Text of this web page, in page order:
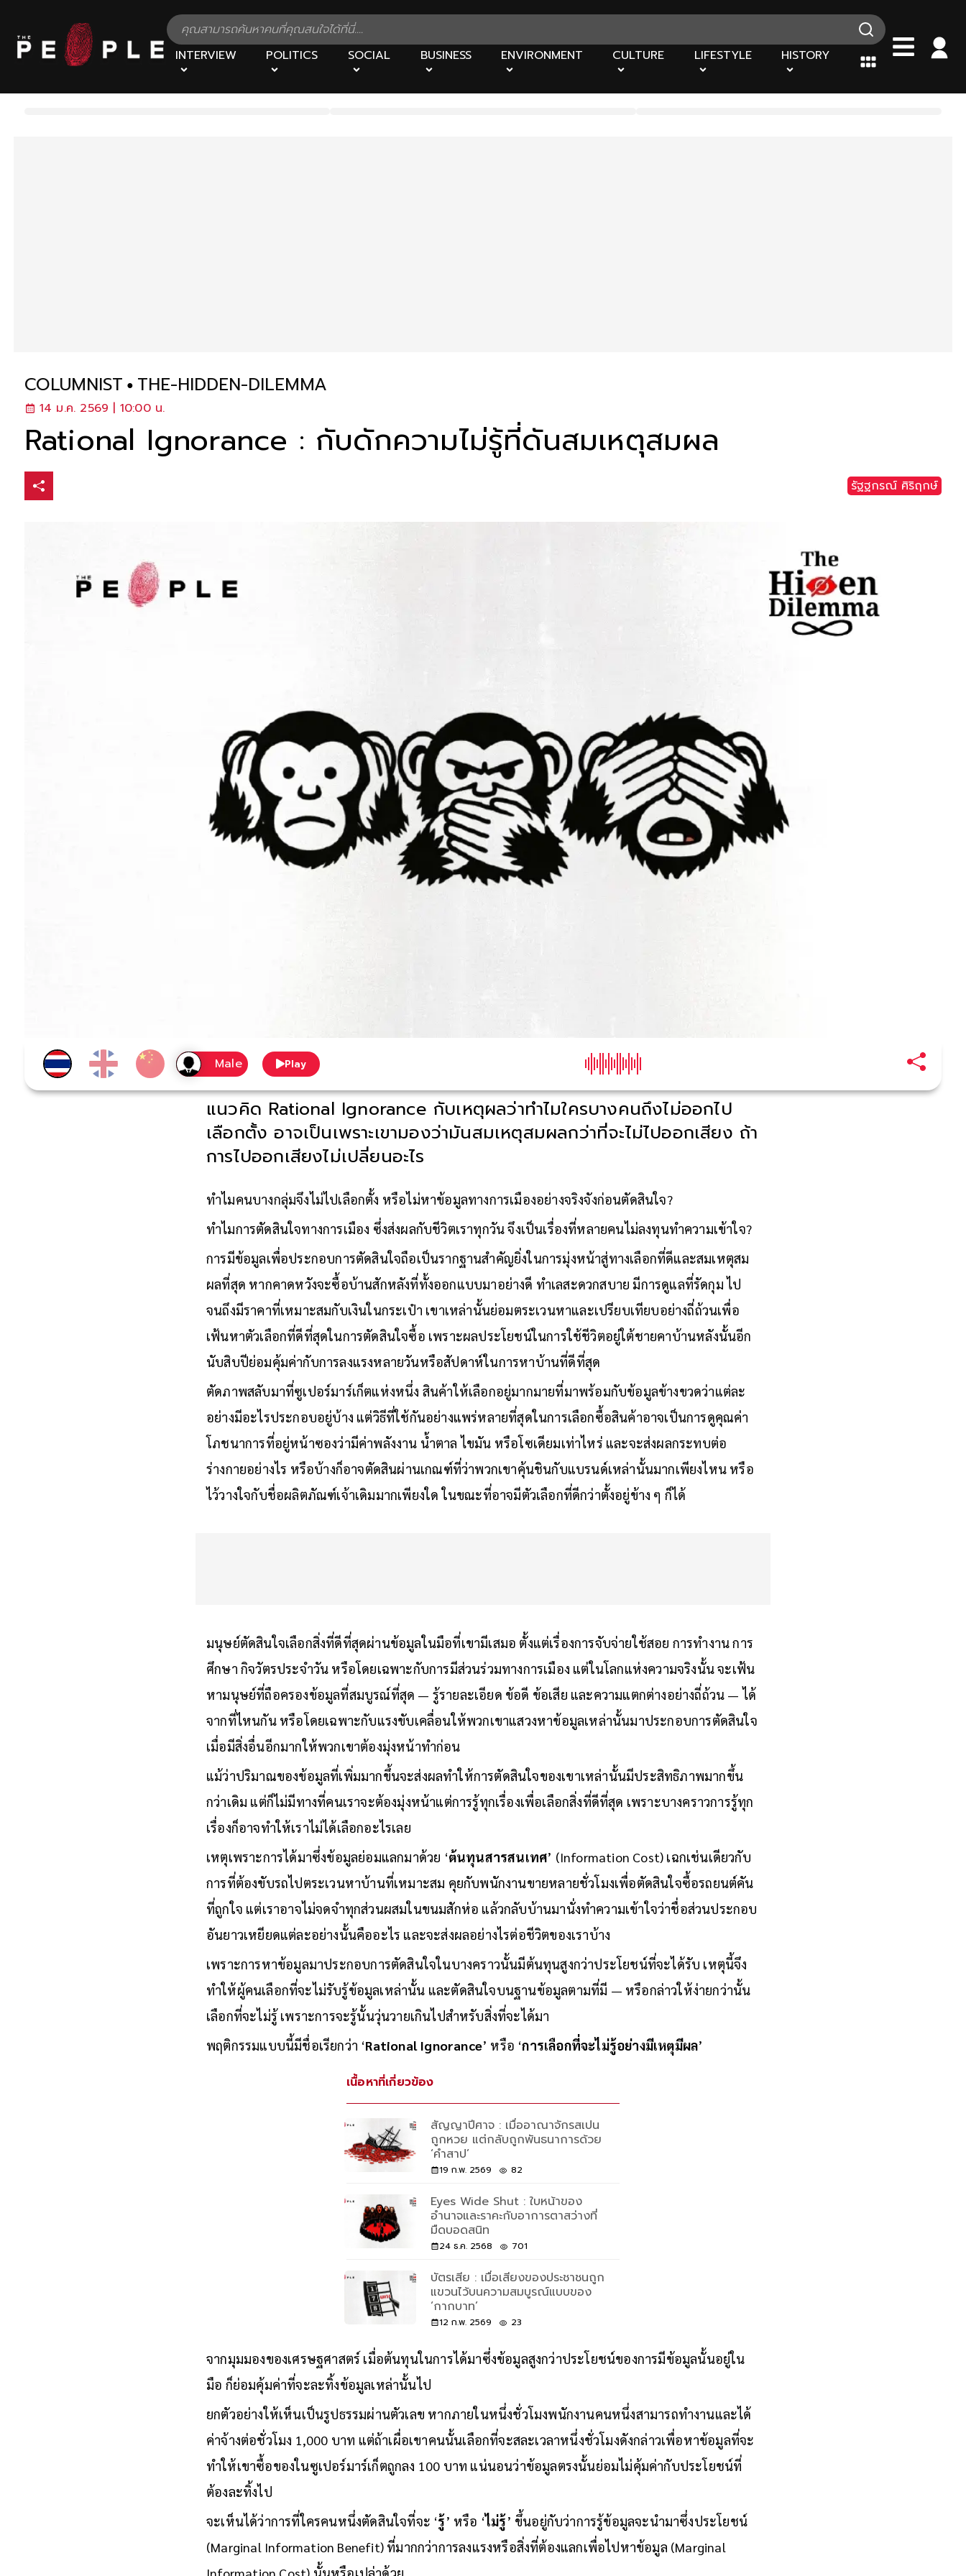
INTERVIEW POLITICS SOCIAL BUSINESS ENVIRONMENT CULTURE LIFESTYLE HISTORY
COLUMNIST THE-HIDDEN-DILEMMA
14 ม.ค. 2569 | 10:00 น.
Rational Ignorance : กับดักความไม่รู้ที่ดันสมเหตุสมผล
รัฐฐกรณ์ ศิริฤกษ์
Play
แนวคิด Rational Ignorance กับเหตุผลว่าทำไมใครบางคนถึงไม่ออกไป
เลือกตั้ง อาจเป็นเพราะเขามองว่ามันสมเหตุสมผลกว่าที่จะไม่ไปออกเสียง ถ้า
การไปออกเสียงไม่เปลี่ยนอะไร
ทำไมคนบางกลุ่มจึงไม่ไปเลือกตั้ง หรือไม่หาข้อมูลทางการเมืองอย่างจริงจังก่อนตัดสินใจ?
ทำไมการตัดสินใจทางการเมือง ซึ่งส่งผลกับชีวิตเราทุกวัน จึงเป็นเรื่องที่หลายคนไม่ลงทุนทำความเข้าใจ?
การมีข้อมูลเพื่อประกอบการตัดสินใจถือเป็นรากฐานสำคัญยิ่งในการมุ่งหน้าสู่ทางเลือกที่ดีและสมเหตุสม
ผลที่สุด หากคาดหวังจะซื้อบ้านสักหลังที่ทั้งออกแบบมาอย่างดี ทำเลสะดวกสบาย มีการดูแลที่รัดกุม ไป
จนถึงมีราคาที่เหมาะสมกับเงินในกระเป๋า เขาเหล่านั้นย่อมตระเวนหาและเปรียบเทียบอย่างถี่ถ้วนเพื่อ
เฟ้นหาตัวเลือกที่ดีที่สุดในการตัดสินใจซื้อ เพราะผลประโยชน์ในการใช้ชีวิตอยู่ใต้ชายคาบ้านหลังนั้นอีก
นับสิบปีย่อมคุ้มค่ากับการลงแรงหลายวันหรือสัปดาห์ในการหาบ้านที่ดีที่สุด
ตัดภาพสลับมาที่ซูเปอร์มาร์เก็ตแห่งหนึ่ง สินค้าให้เลือกอยู่มากมายที่มาพร้อมกับข้อมูลข้างขวดว่าแต่ละ
อย่างมีอะไรประกอบอยู่บ้าง แต่วิธีที่ใช้กันอย่างแพร่หลายที่สุดในการเลือกซื้อสินค้าอาจเป็นการดูคุณค่า
โภชนาการที่อยู่หน้าซองว่ามีค่าพลังงาน น้ำตาล ไขมัน หรือโซเดียมเท่าไหร่ และจะส่งผลกระทบต่อ
ร่างกายอย่างไร หรือบ้างก็อาจตัดสินผ่านเกณฑ์ที่ว่าพวกเขาคุ้นชินกับแบรนด์เหล่านั้นมากเพียงไหน หรือ
ไว้วางใจกับชื่อผลิตภัณฑ์เจ้าเดิมมากเพียงใด ในขณะที่อาจมีตัวเลือกที่ดีกว่าตั้งอยู่ข้าง ๆ ก็ได้
มนุษย์ตัดสินใจเลือกสิ่งที่ดีที่สุดผ่านข้อมูลในมือที่เขามีเสมอ ตั้งแต่เรื่องการจับจ่ายใช้สอย การทำงาน การ
ศึกษา กิจวัตรประจำวัน หรือโดยเฉพาะกับการมีส่วนร่วมทางการเมือง แต่ในโลกแห่งความจริงนั้น จะเฟ้น
หามนุษย์ที่ถือครองข้อมูลที่สมบูรณ์ที่สุด — รู้รายละเอียด ข้อดี ข้อเสีย และความแตกต่างอย่างถี่ถ้วน — ได้
จากที่ไหนกัน หรือโดยเฉพาะกับแรงขับเคลื่อนให้พวกเขาแสวงหาข้อมูลเหล่านั้นมาประกอบการตัดสินใจ
เมื่อมีสิ่งอื่นอีกมากให้พวกเขาต้องมุ่งหน้าทำก่อน
แม้ว่าปริมาณของข้อมูลที่เพิ่มมากขึ้นจะส่งผลทำให้การตัดสินใจของเขาเหล่านั้นมีประสิทธิภาพมากขึ้น
กว่าเดิม แต่ก็ไม่มีทางที่คนเราจะต้องมุ่งหน้าแต่การรู้ทุกเรื่องเพื่อเลือกสิ่งที่ดีที่สุด เพราะบางคราวการรู้ทุก
เรื่องก็อาจทำให้เราไม่ได้เลือกอะไรเลย
เหตุเพราะการได้มาซึ่งข้อมูลย่อมแลกมาด้วย ‘ต้นทุนสารสนเทศ’ (Information Cost) เฉกเช่นเดียวกับ
การที่ต้องขับรถไปตระเวนหาบ้านที่เหมาะสม คุยกับพนักงานขายหลายชั่วโมงเพื่อตัดสินใจซื้อรถยนต์คัน
ที่ถูกใจ แต่เราอาจไม่จดจำทุกส่วนผสมในขนมสักห่อ แล้วกลับบ้านมานั่งทำความเข้าใจว่าชื่อส่วนประกอบ
อันยาวเหยียดแต่ละอย่างนั้นคืออะไร และจะส่งผลอย่างไรต่อชีวิตของเราบ้าง
เพราะการหาข้อมูลมาประกอบการตัดสินใจในบางคราวนั้นมีต้นทุนสูงกว่าประโยชน์ที่จะได้รับ เหตุนี้จึง
ทำให้ผู้คนเลือกที่จะไม่รับรู้ข้อมูลเหล่านั้น และตัดสินใจบนฐานข้อมูลตามที่มี — หรือกล่าวให้ง่ายกว่านั้น
เลือกที่จะไม่รู้ เพราะการจะรู้นั้นวุ่นวายเกินไปสำหรับสิ่งที่จะได้มา
พฤติกรรมแบบนี้มีชื่อเรียกว่า ‘Rational Ignorance’ หรือ ‘การเลือกที่จะไม่รู้อย่างมีเหตุมีผล’
เนื้อหาที่เกี่ยวข้อง
สัญญาปีศาจ : เมื่ออาณาจักรสเปน
ถูกหวย แต่กลับถูกพันธนาการด้วย
‘คำสาป’
19 ก.พ. 2569 82
Eyes Wide Shut : ใบหน้าของ
อำนาจและราคะกับอาการตาสว่างที่
มืดบอดสนิท
24 ธ.ค. 2568 701
บัตรเสีย : เมื่อเสียงของประชาชนถูก
แขวนไว้บนความสมบูรณ์แบบของ
‘กากบาท’
12 ก.พ. 2569 23
จากมุมมองของเศรษฐศาสตร์ เมื่อต้นทุนในการได้มาซึ่งข้อมูลสูงกว่าประโยชน์ของการมีข้อมูลนั้นอยู่ใน
มือ ก็ย่อมคุ้มค่าที่จะละทิ้งข้อมูลเหล่านั้นไป
ยกตัวอย่างให้เห็นเป็นรูปธรรมผ่านตัวเลข หากภายในหนึ่งชั่วโมงพนักงานคนหนึ่งสามารถทำงานและได้
ค่าจ้างต่อชั่วโมง 1,000 บาท แต่ถ้าเผื่อเขาคนนั้นเลือกที่จะสละเวลาหนึ่งชั่วโมงดังกล่าวเพื่อหาข้อมูลที่จะ
ทำให้เขาซื้อของในซูเปอร์มาร์เก็ตถูกลง 100 บาท แน่นอนว่าข้อมูลตรงนั้นย่อมไม่คุ้มค่ากับประโยชน์ที่
ต้องละทิ้งไป
จะเห็นได้ว่าการที่ใครคนหนึ่งตัดสินใจที่จะ ‘รู้’ หรือ ‘ไม่รู้’ ขึ้นอยู่กับว่าการรู้ข้อมูลจะนำมาซึ่งประโยชน์
(Marginal Information Benefit) ที่มากกว่าการลงแรงหรือสิ่งที่ต้องแลกเพื่อไปหาข้อมูล (Marginal